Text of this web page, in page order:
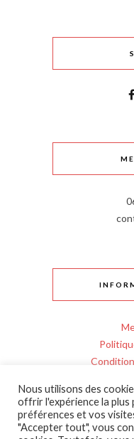
Personnes
Nous utilisons des
offrir l'expérience la
préférences et vos
"Accepter tout", vous